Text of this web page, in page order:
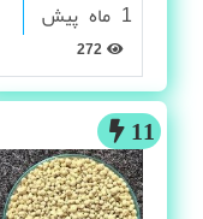
1 ماه پیش
11